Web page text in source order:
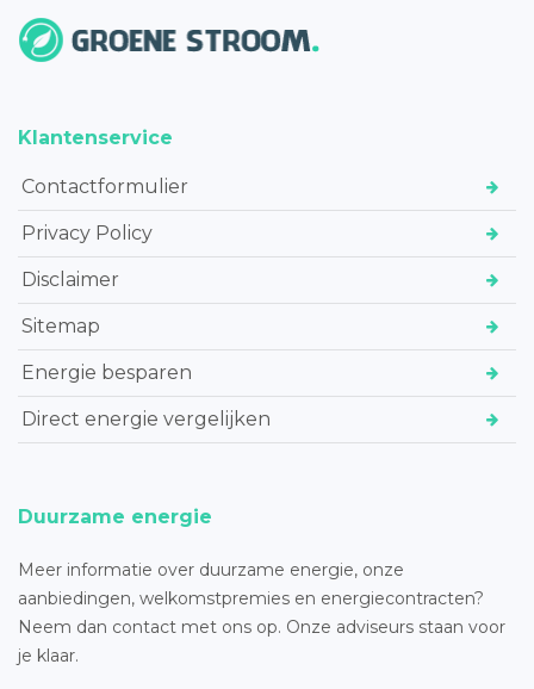
Klantenservice
Contactformulier
Privacy Policy
Disclaimer
Sitemap
Energie besparen
Direct energie vergelijken
Duurzame energie
Meer informatie over duurzame energie, onze
aanbiedingen, welkomstpremies en energiecontracten?
Neem dan contact met ons op. Onze adviseurs staan voor
je klaar.